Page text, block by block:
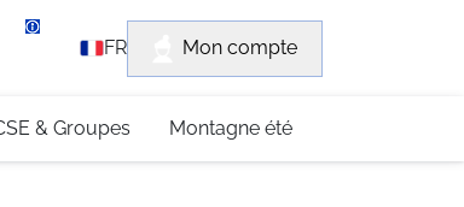
96 30 69
FR Mon compte
& Groupes Montagne été